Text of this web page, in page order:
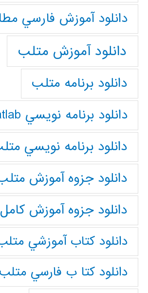
دانلود آموزش فارسي
دانلود آموزش متلب
دانلود برنامه متلب
دانلود برنامه نويسي Matlab
دانلود برنامه نويسي
دانلود جزوه آموزش
دانلود جزوه آموزش کامل matlab
دانلود كتاب آموزشي
دانلود كتا ب فارسي متلب